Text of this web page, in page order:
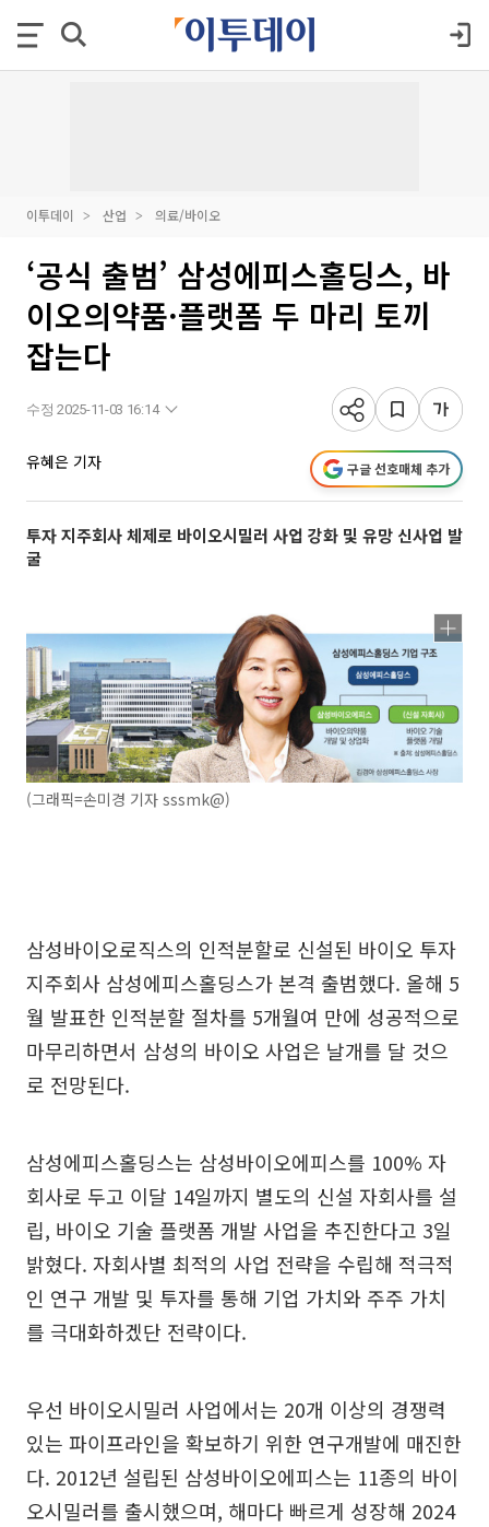
이투데이 산업 의료/바이오
‘공식 출범’ 삼성에피스홀딩스, 바
이오의약품·플랫폼 두 마리 토끼
잡는다
수정 2025-11-03 16:14
유혜은 기자 구글 선호매체 추가
투자 지주회사 체제로 바이오시밀러 사업 강화 및 유망 신사업 발
굴
(그래픽=손미경 기자 sssmk@)
삼성바이오로직스의 인적분할로 신설된 바이오 투자
지주회사 삼성에피스홀딩스가 본격 출범했다. 올해 5
월 발표한 인적분할 절차를 5개월여 만에 성공적으로
마무리하면서 삼성의 바이오 사업은 날개를 달 것으
로 전망된다.
삼성에피스홀딩스는 삼성바이오에피스를 100% 자
회사로 두고 이달 14일까지 별도의 신설 자회사를 설
립, 바이오 기술 플랫폼 개발 사업을 추진한다고 3일
밝혔다. 자회사별 최적의 사업 전략을 수립해 적극적
인 연구 개발 및 투자를 통해 기업 가치와 주주 가치
를 극대화하겠단 전략이다.
우선 바이오시밀러 사업에서는 20개 이상의 경쟁력
있는 파이프라인을 확보하기 위한 연구개발에 매진한
다. 2012년 설립된 삼성바이오에피스는 11종의 바이
오시밀러를 출시했으며, 해마다 빠르게 성장해 2024